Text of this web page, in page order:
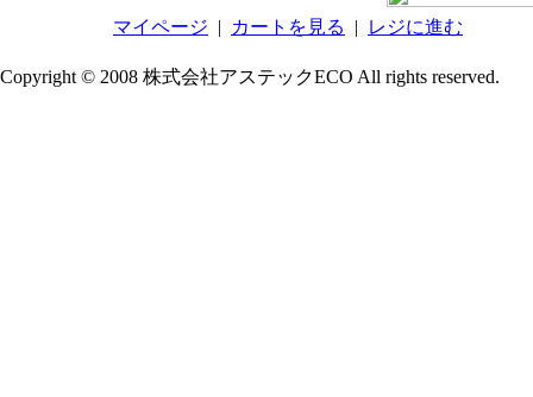
マイページ | カートを見る | レジに進む
Copyright © 2008 株式会社アステックECO All rights reserved.